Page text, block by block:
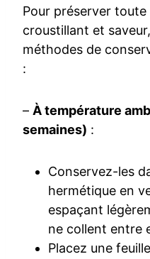
Pour préserver
croustillant et
méthodes de
:
–À température
semaines) :
Conservez-les
hermétique en
espaçant
ne collent entre
Placez une